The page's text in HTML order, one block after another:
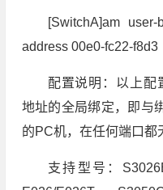
[SwitchA]am
address 00e0-fc22-f8d3
配置说明：以上配
地址的全局绑定，即与
的PC机，在任何端口都
支持型号：